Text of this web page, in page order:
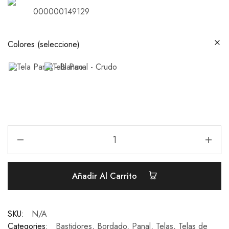
000000149129
Colores (seleccione)
Añadir Al Carrito
SKU:
N/A
Categories:
Bastidores, Bordado, Panal, Telas, Telas de